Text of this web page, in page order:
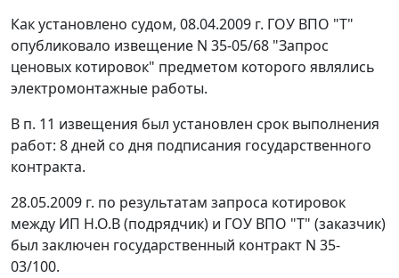
Как установлено судом, 08.04.2009 г. ГОУ ВПО "Т"
опубликовало извещение N 35-05/68 "Запрос
ценовых котировок" предметом которого являлись
электромонтажные работы.
В п. 11 извещения был установлен срок выполнения
работ: 8 дней со дня подписания государственного
контракта.
28.05.2009 г. по результатам запроса котировок
между ИП Н.О.В (подрядчик) и ГОУ ВПО "Т" (заказчик)
был заключен государственный контракт N 35-
03/100.